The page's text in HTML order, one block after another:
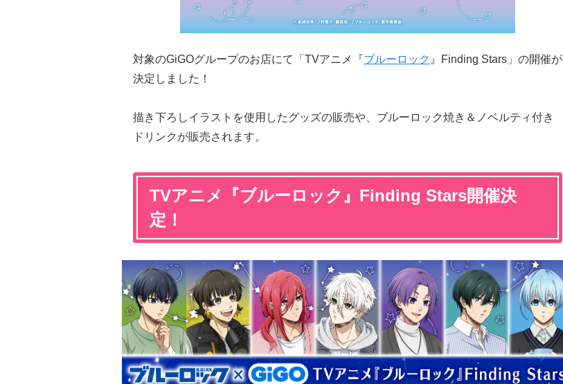
対象のGiGOグループのお店にて「TVアニメ『ブルーロック 』Finding Stars」の開催が
決定しました！
描き下ろしイラストを使用したグッズの販売や、ブルーロック焼き＆ノベルティ付き
ドリンクが販売されます。
TVアニメ『ブルーロック』Finding Stars開催決
定！